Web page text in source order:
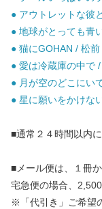
● アウトレットな彼
● 地球がとっても青
● 猫にGOHAN / 松
● 愛は冷蔵庫の中で
● 月が空のどこにい
● 星に願いをかけな
■通常２４時間以内に
■メール便は、１冊
宅急便の場合、
※「代引き」ご希望